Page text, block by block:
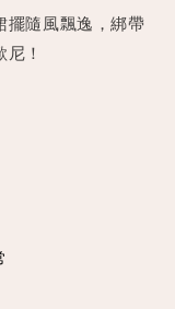
擺隨風飄逸，綁帶
！